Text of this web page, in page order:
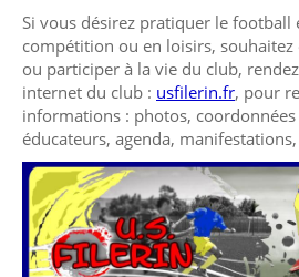
Si vous désirez pratiquer le football
compétition ou en loisirs,
ou participer à la vie du club,
internet du club : usfilerin.fr, pour
informations : photos,
éducateurs, agenda,